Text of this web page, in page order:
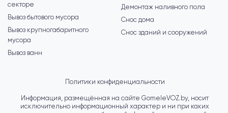
секторе
Вывоз бытового мусора
Вывоз крупногабаритного
мусора
Вывоз ванн
Демонтаж наливного пола
Снос дома
Снос зданий и сооружений
Политики конфиденциальности
Информация, размещённая на сайте GomeleVOZ.by, носит
исключительно информационный характер и ни при каких